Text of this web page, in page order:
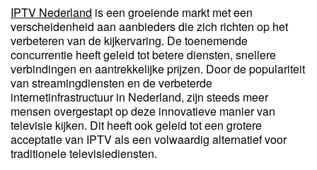
IPTV Nederland is een groeiende markt met een
verscheidenheid aan aanbieders die zich richten op het
verbeteren van de kijkervaring. De toenemende
concurrentie heeft geleid tot betere diensten, snellere
verbindingen en aantrekkelijke prijzen. Door de populariteit
van streamingdiensten en de verbeterde
internetinfrastructuur in Nederland, zijn steeds meer
mensen overgestapt op deze innovatieve manier van
televisie kijken. Dit heeft ook geleid tot een grotere
acceptatie van IPTV als een volwaardig alternatief voor
traditionele televisiediensten.